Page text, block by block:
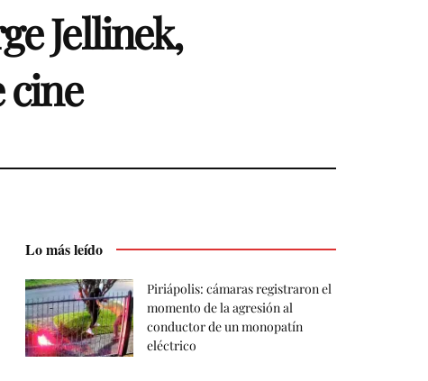
Jellinek,
cine
Lo más leído
Piriápolis: cámaras registraron el
momento de la agresión al
conductor de un monopatín
eléctrico